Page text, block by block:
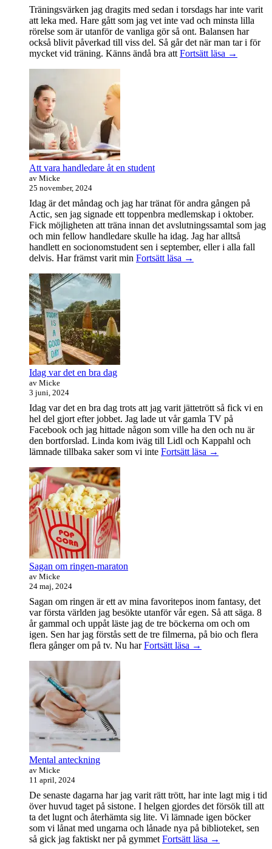
Träningsvärken jag dragits med sedan i torsdags har inte varit
att leka med. Hare gått som jag vet inte vad och minsta lilla
rörelse som är utanför de vanliga gör så ont. Balansen har
också blivit påverkad till viss del. Så går det när man tar i för
mycket vid träning. Känns ändå bra att Fortsätt läsa →
Att vara handledare åt en student
av Micke
25 november, 2024
Idag är det måndag och jag har tränat för andra gången på
Actic, sen jag signade ett toppenbra medlemskap i oktober.
Fick möjligheten att träna innan det avslutningssamtal som jag
och min fellow handledare skulle ha idag. Jag har alltså
handlett en socionomstudent sen i september, eller i alla fall
delvis. Har främst varit min Fortsätt läsa Att
→
Idag var det en bra dag
av Micke
3 juni, 2024
Idag var det en bra dag trots att jag varit jättetrött så fick vi en
hel del gjort efter jobbet. Jag lade ut vår gamla TV på
Facebook och jag hittade någon som ville ha den och nu är
den bortforslad. Linda kom iväg till Lidl och Kappahl och
lämnade tillbaka saker som vi inte Fortsätt läsa Idag
→
Sagan om ringen-maraton
av Micke
24 maj, 2024
Sagan om ringen är ett av mina favoritepos inom fantasy, det
var första världen jag besökte utanför vår egen. Så att säga. 8
år gammal och uppåt läste jag de tre böckerna om och om
igen. Sen har jag förstås sett de tre filmerna, på bio och flera
flera gånger om på tv. Nu harFortsätt läsa Sagan
→
Mental anteckning
av Micke
11 april, 2024
De senaste dagarna har jag varit rätt trött, har inte lagt mig i tid
över huvud taget på sistone. I helgen gjordes det försök till att
ta det lugnt och återhämta sig lite. Vi lämnade igen böcker
som vi lånat med ungarna och lånade nya på biblioteket, sen
så gick jag faktiskt ner på gymmet Fortsätt läsa Mental
→